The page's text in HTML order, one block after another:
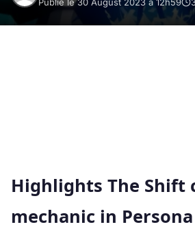
Highlights The Shift
mechanic in